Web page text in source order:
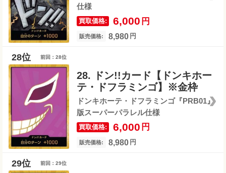
仕様
買取価格: 6,000 円
販売価格: 8,980 円
前回：28位
28. ドン!!カード【ドンキホー
テ・ドフラミンゴ】※金枠
ドンキホーテ・ドフラミンゴ『PRB01』
版スーパーパラレル仕様
買取価格: 6,000 円
販売価格: 8,980 円
前回：29位